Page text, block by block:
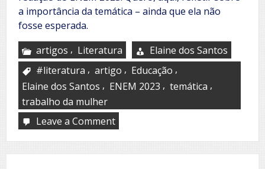
a importância da temática – ainda que ela não
fosse esperada.
artigos , Literatura
Elaine dos Santos
#literatura , artigo , Educação ,
Elaine dos Santos , ENEM 2023 , temática ,
trabalho da mulher
Leave a Commenton
ENEM/2023: